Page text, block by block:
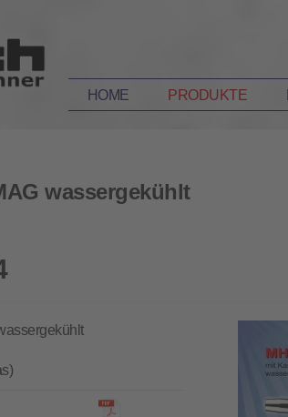
HOME PRODUKTE
wassergekühlt